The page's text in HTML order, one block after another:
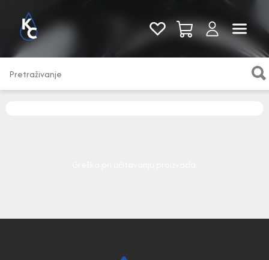
Pogledaj sve